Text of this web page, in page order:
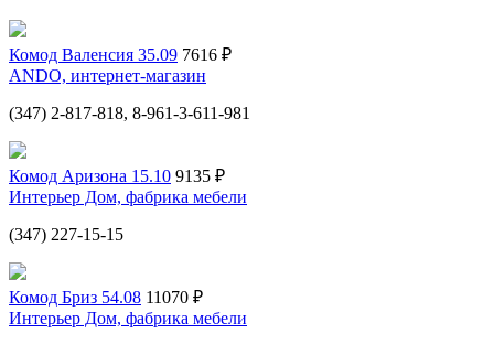
Комод Валенсия 35.09 7616 ₽
ANDO, интернет-магазин
(347) 2-817-818, 8-961-3-611-981
Комод Аризона 15.10 9135 ₽
Интерьер Дом, фабрика мебели
(347) 227-15-15
Комод Бриз 54.08 11070 ₽
Интерьер Дом, фабрика мебели